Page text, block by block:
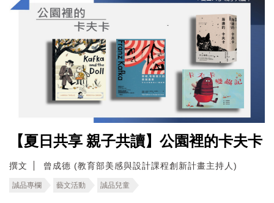
【夏日共享 親子共讀】公園裡的卡夫卡
撰文 曾成德 (教育部美感與設計課程創新計畫主持人)
誠品專欄 藝文活動 誠品兒童